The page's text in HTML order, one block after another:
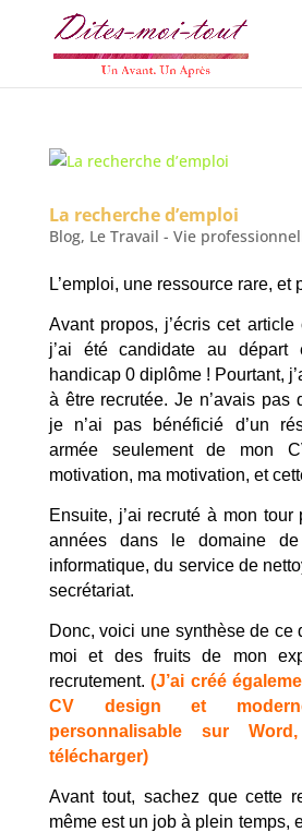
La recherche d’emploi
Blog, Le Travail - Vie
L’emploi, une ressource rare, et
Avant propos, j’écris cet
j’ai été candidate au
handicap 0 diplôme ! Pourtant,
à être recrutée. Je n’avais pas
je n’ai pas bénéficié d’un
armée seulement de mon
motivation, ma motivation, et
Ensuite, j’ai recruté à mon tour
années dans le domaine
informatique, du service de
secrétariat.
Donc, voici une synthèse de ce
moi et des fruits de mon
recrutement.(J’ai créé
CV design et
personnalisable sur
télécharger)
Avant tout, sachez que cette
même est un job à plein temps,